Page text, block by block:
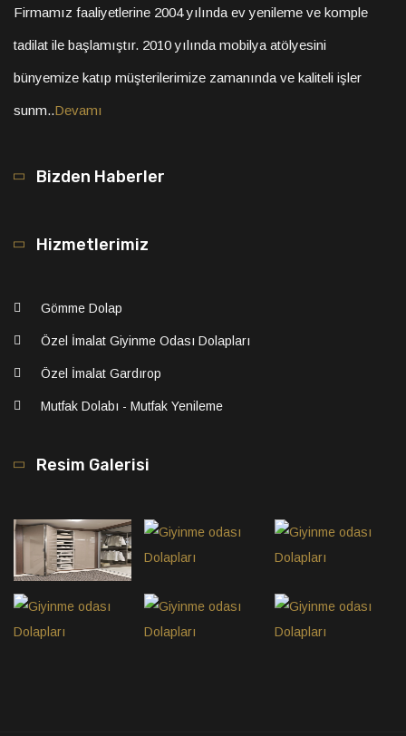
Firmamız faaliyetlerine 2004 yılında ev yenileme ve komple
tadilat ile başlamıştır. 2010 yılında mobilya atölyesini
bünyemize katıp müşterilerimize zamanında ve kaliteli işler
sunm..Devamı
Bizden Haberler
Hizmetlerimiz
Gömme Dolap
Özel İmalat Giyinme Odası Dolapları
Özel İmalat Gardırop
Mutfak Dolabı - Mutfak Yenileme
Resim Galerisi